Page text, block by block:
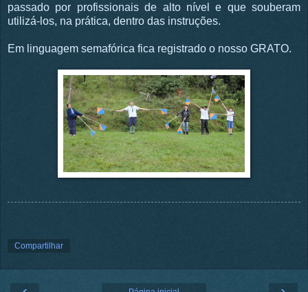
passado por profissionais de alto nível e que souberam
utilizá-los, na prática, dentro das instruções.
Em linguagem semafórica fica registrado o nosso GRATO.
Compartilhar